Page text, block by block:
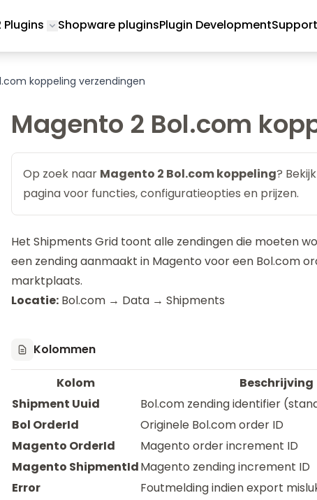
Toggle submenu for Magento 2 Plugins
Shopware pluginsPlugin DevelopmentSupport
koppeling verzendingen
Magento 2 Bol.com
Op zoek naar Magento 2 Bol.com koppeling?
pagina voor functies, configuratieopties en prijzen.
Het Shipments Grid toont alle zendingen die moeten
een zending aanmaakt in Magento voor een Bol.com
marktplaats.
Locatie: Bol.com → Data → Shipments
Kolommen
Kolom
Beschrijving
Shipment Uuid
Bol.com zending identifier
Bol OrderId
Originele Bol.com order ID
Magento OrderId
Magento order increment ID
Magento ShipmentIdMagento zending increment ID
Error
Foutmelding indien export